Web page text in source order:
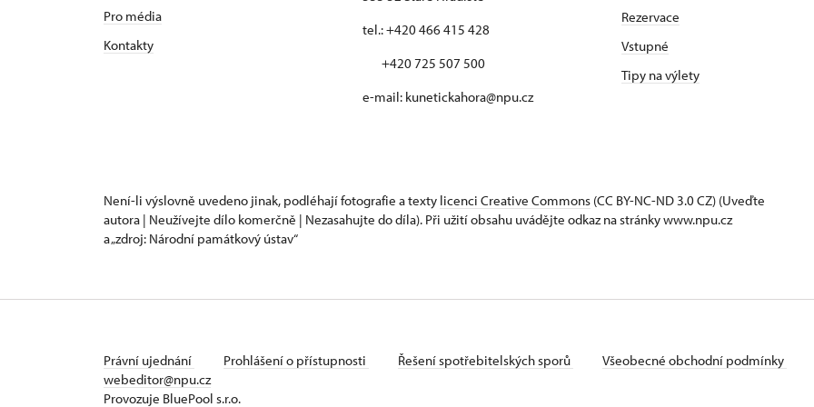
Pro média
Kontakty
tel.: +420 466 415 428
+420 725 507 500
e-mail: kunetickahora@npu.cz
Rezervace
Vstupné
Tipy na výlety
Není-li výslovně uvedeno jinak, podléhají fotografie a texty licenci Creative Commons (CC BY-NC-ND 3.0 CZ) (Uveďte
autora | Neužívejte dílo komerčně | Nezasahujte do díla). Při užití obsahu uvádějte odkaz na stránky www.npu.cz
a „zdroj: Národní památkový ústav“
Právní ujednání Prohlášení o přístupnosti Řešení spotřebitelských sporů Všeobecné obchodní podmínky
webeditor@npu.cz
Provozuje BluePool s.r.o.